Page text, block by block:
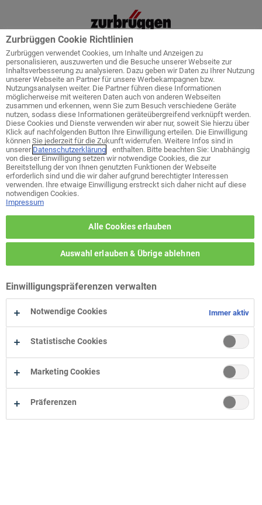
Startseite Service Küchenplanung
Welches ist ihr bevorzugtes Wohn-
Zentrum?
zurück zur Themen-Auswahl
Wohn-Zentrum Unna
Wohn-Zentrum Delmenhorst
Wohn-Zentrum Bielefeld
Wohn-Zentrum Oelde
Wohn-Zentrum Herne
Zurbrüggen Cookie Richtlinien
Zurbrüggen verwendet Cookies, um Inhalte und Anzeigen zu
personalisieren, auszuwerten und die Besuche unserer Webseite zur
Inhaltsverbesserung zu analysieren. Dazu geben wir Daten zu Ihrer Nutzung
unserer Webseite an Partner für unsere Werbekampagnen bzw.
Nutzungsanalysen weiter. Die Partner führen diese Informationen
möglicherweise mit weiteren Daten auch von anderen Webseiten
zusammen und erkennen, wenn Sie zum Besuch verschiedene Geräte
nutzen, sodass diese Informationen geräteübergreifend verknüpft werden.
Diese Cookies und Dienste verwenden wir aber nur, soweit Sie hierzu über
Klick auf nachfolgenden Button Ihre Einwilligung erteilen. Die Einwilligung
können Sie jederzeit für die Zukunft widerrufen. Weitere Infos sind in
unserer Datenschutzerklärung
enthalten. Bitte beachten Sie: Unabhängig
von dieser Einwilligung setzen wir notwendige Cookies, die zur
Bereitstellung der von Ihnen genutzten Funktionen der Webseite
erforderlich sind und die wir daher aufgrund berechtigter Interessen
verwenden. Ihre etwaige Einwilligung erstreckt sich daher nicht auf diese
notwendigen Cookies.
Impressum
Alle Cookies erlauben
Auswahl erlauben & Übrige ablehnen
Einwilligungspräferenzen verwalten
Notwendige Cookies Immer aktiv
Statistische Cookies
Marketing Cookies
Präferenzen